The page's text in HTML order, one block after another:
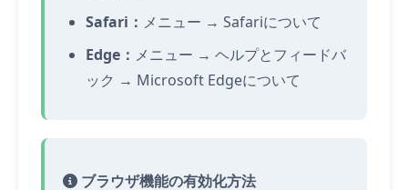
Safari： メニュー → Safariについて
Edge： メニュー → ヘルプとフィードバ
ック → Microsoft Edgeについて
ブラウザ機能の有効化方法